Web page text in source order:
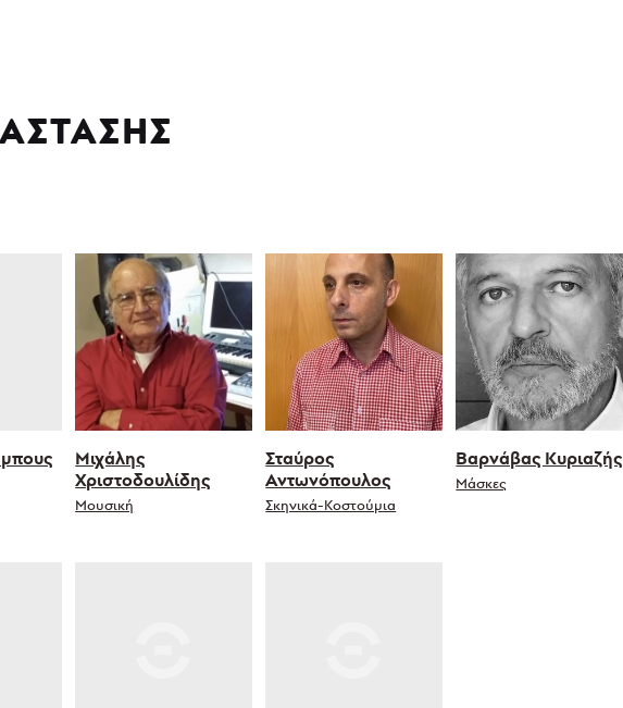
Μιχάλης
Χριστοδουλίδης
Μουσική
Σταύρος
Αντωνόπουλος
Σκηνικά-Κοστούμια
Βαρνάβας Κυριαζής
Μάσκες